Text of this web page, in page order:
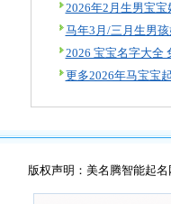
2026年2月生男宝
马年3月/三月生男
2026 宝宝名字大全
更多2026年马宝宝
版权声明：美名腾智能起